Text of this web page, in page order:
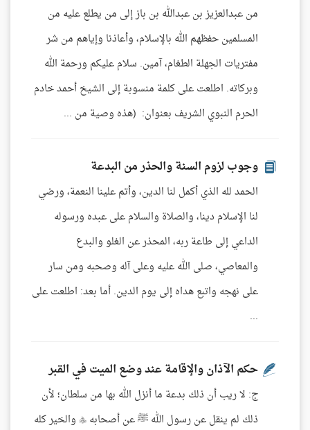
من عبدالعزيز بن عبدالله بن باز إلى من يطلع عليه من
المسلمين حفظهم الله بالإسلام، وأعاذنا وإياهم من شر
مفتريات الجهلة الطغام، آمين. سلام عليكم ورحمة الله
وبركاته. اطلعت على كلمة منسوبة إلى الشيخ أحمد خادم
الحرم النبوي الشريف بعنوان: (هذه وصية من ...
وجوب لزوم السنة والحذر من البدعة
الحمد لله الذي أكمل لنا الدين، وأتم علينا النعمة، ورضي
لنا الإسلام دينا، والصلاة والسلام على عبده ورسوله
الداعي إلى طاعة ربه، المحذر عن الغلو والبدع
والمعاصي، صلى الله عليه وعلى آله وصحبه ومن سار
على نهجه واتبع هداه إلى يوم الدين. أما بعد: اطلعت على
...
حكم الآذان والإقامة عند وضع الميت في القبر
ج: لا ريب أن ذلك بدعة ما أنزل الله بها من سلطان؛ لأن
ذلك لم ينقل عن رسول الله ﷺ عن أصحابه  والخير كله